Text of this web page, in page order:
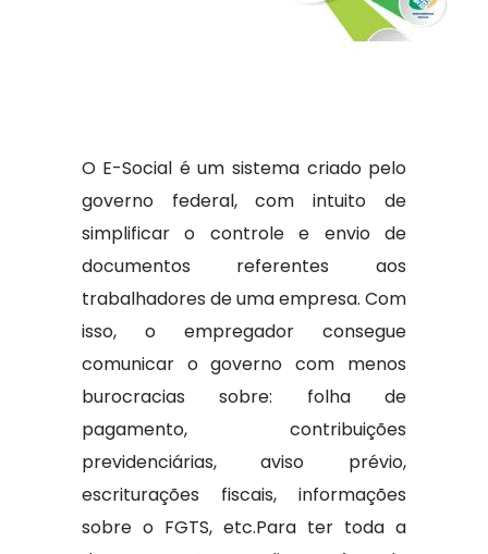
O E-Social é um sistema criado pelo
governo federal, com intuito de
simplificar o controle e envio de
documentos referentes aos
trabalhadores de uma empresa. Com
isso, o empregador consegue
comunicar o governo com menos
burocracias sobre: folha de
pagamento, contribuições
previdenciárias, aviso prévio,
escriturações fiscais, informações
sobre o FGTS, etc.Para ter toda a